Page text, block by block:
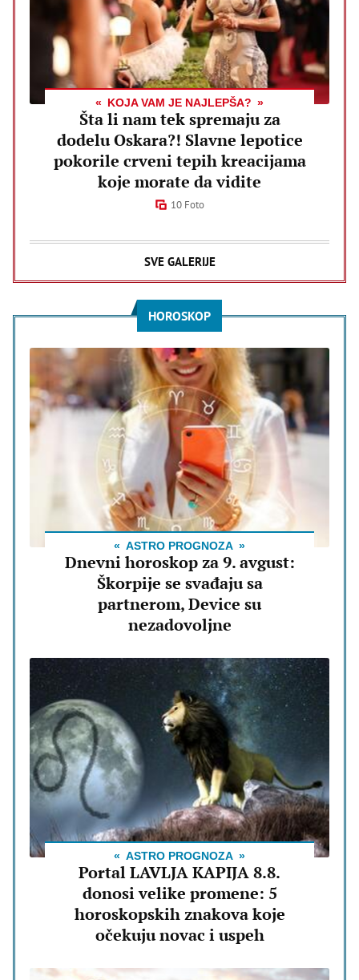
KOJA VAM JE NAJLEPŠA?
Šta li nam tek spremaju za
dodelu Oskara?! Slavne lepotice
pokorile crveni tepih kreacijama
koje morate da vidite
10 Foto
SVE GALERIJE
HOROSKOP
ASTRO PROGNOZA
Dnevni horoskop za 9. avgust:
Škorpije se svađaju sa
partnerom, Device su
nezadovoljne
ASTRO PROGNOZA
Portal LAVLJA KAPIJA 8.8.
donosi velike promene: 5
horoskopskih znakova koje
očekuju novac i uspeh